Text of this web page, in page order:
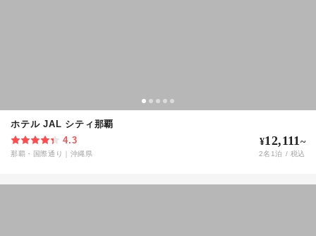
ホテル JAL シティ那覇
4.3
那覇・国際通り 沖縄県
¥12,111~
2名 1泊 / 税込